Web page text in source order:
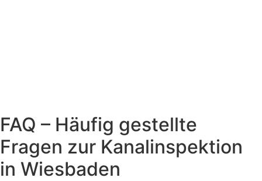
FAQ – Häufig gestellte
Fragen zur Kanalinspektion
in Wiesbaden